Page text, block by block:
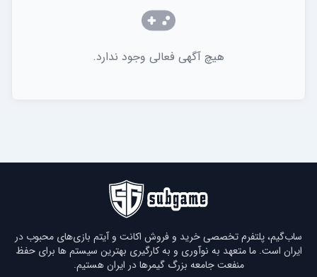
هیچ آگهی فعالی وجود ندارد.
ساب‌گیم، پلتفرم تخصصی خرید و فروش اکانت و آیتم بازی‌های محبوب در
ایران است. ما متعهد به نوآوری و به کارگیری بهترین سیستم ها برای حفظ
منفعت جامعه بزرگ گیمرها در ایران هستیم.